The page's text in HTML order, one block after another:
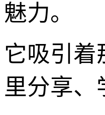
魅力。
它吸引
里分享、